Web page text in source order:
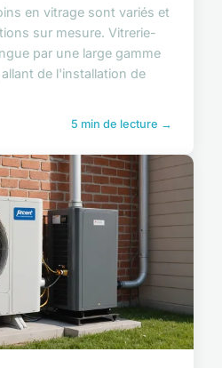
en vitrage sont variés et
sur mesure. Vitrerie-
par une large gamme
de l'installation de
5 min de lecture →